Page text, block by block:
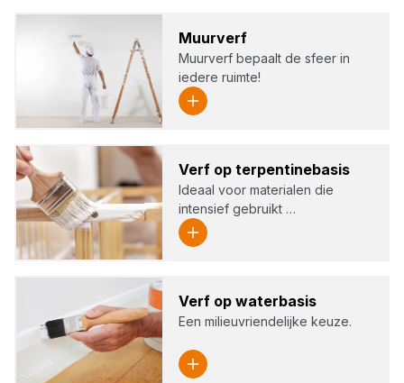
Muur­verf
Muurverf bepaalt de sfeer in
iedere ruimte!
Verf op ter­pen­ti­ne­ba­sis
Ideaal voor materialen die
intensief gebruikt …
Verf op water­ba­sis
Een milieuvriendelijke keuze.